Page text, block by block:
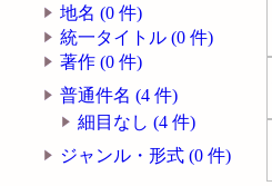
地名 (0 件)
統一タイトル (0 件)
著作 (0 件)
普通件名 (4 件)
細目なし (4 件)
ジャンル・形式 (0 件)